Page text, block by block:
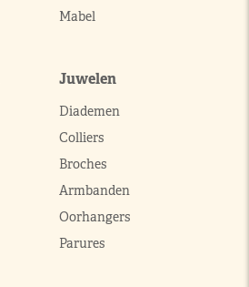
Mabel
Juwelen
Diademen
Colliers
Broches
Armbanden
Oorhangers
Parures